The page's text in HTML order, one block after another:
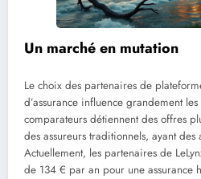
Un marché en mutation
Le choix des partenaires de
d’assurance influence grandement
comparateurs détiennent des offres
des assureurs traditionnels, ayant des
Actuellement, les partenaires de
de 134 € par an pour une assurance